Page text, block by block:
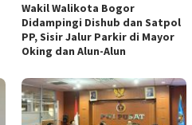
Wakil Walikota Bogor
Didampingi Dishub dan Satpol
PP, Sisir Jalur Parkir di Mayor
Oking dan Alun-Alun